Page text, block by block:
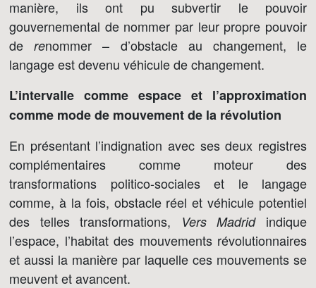
manière, ils ont pu subvertir le pouvoir
gouvernemental de nommer par leur propre pouvoir
derenommer – d’obstacle au changement, le
langage est devenu véhicule de changement.
L’intervalle comme espace et l’approximation
comme mode de mouvement de la révolution
En présentant l’indignation avec ses deux registres
complémentaires comme moteur des
transformations politico-sociales et le langage
comme, à la fois, obstacle réel et véhicule potentiel
des telles transformations,
Vers Madridindique
l’espace, l’habitat des mouvements révolutionnaires
et aussi la manière par laquelle ces mouvements se
meuvent et avancent.